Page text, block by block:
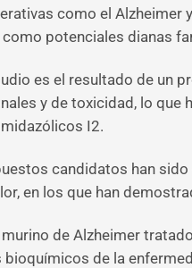
como el Alzheimer
potenciales dianas
es el resultado de un
y de toxicidad, lo que
I2.
candidatos han
en los que han
murino de Alzheimer
de la